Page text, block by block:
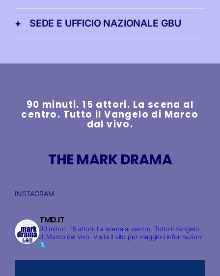
SEDE E UFFICIO NAZIONALE GBU
90 minuti. 15 attori. La scena al
centro. Tutto il Vangelo di Marco
dal vivo.
THE MARK DRAMA
INSTAGRAM
TMD.IT
90 minuti. 15 attori. La scena al centro. Tutto il vangelo
di Marco dal vivo. Visita il sito per maggiori informazioni